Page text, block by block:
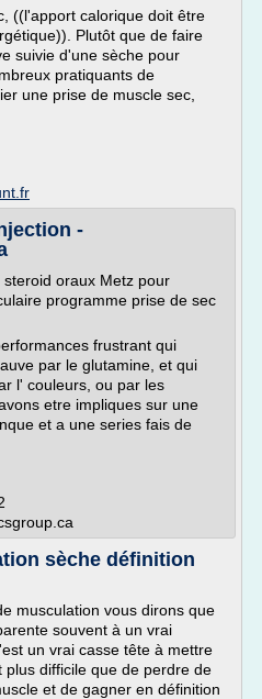
((l'apport calorique doit être
Plutôt que de faire
suivie d'une sèche pour
pratiquants de
une prise de muscle sec,
-
oraux Metz pour
programme prise de sec
frustrant qui
par le glutamine, et qui
l' couleurs, ou par les
etre impliques sur une
et a une series fais de
sèche définition
musculation vous dirons que
souvent à un vrai
un vrai casse tête à mettre
difficile que de perdre de
et de gagner en définition